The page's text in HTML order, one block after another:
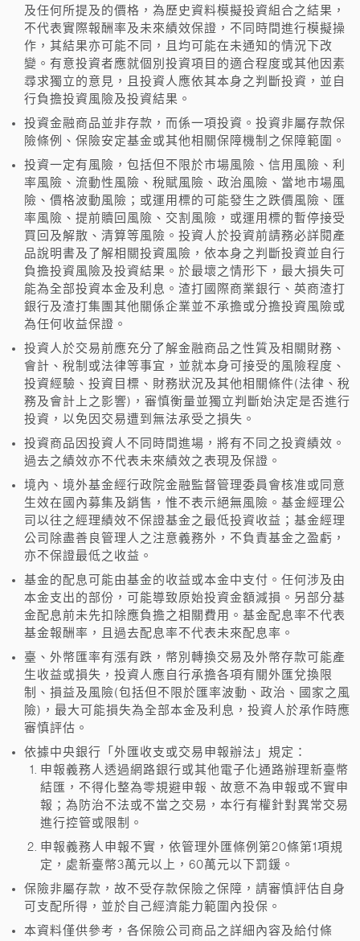
及任何所提及的價格，為歷史資料模擬投資組合之結果，
不代表實際報酬率及未來績效保證，不同時間進行模擬操
作，其結果亦可能不同，且均可能在未通知的情況下改
變。有意投資者應就個別投資項目的適合程度或其他因素
尋求獨立的意見，且投資人應依其本身之判斷投資，並自
行負擔投資風險及投資結果。
投資金融商品並非存款，而係一項投資。投資非屬存款保
險條例、保險安定基金或其他相關保障機制之保障範圍。
投資一定有風險，包括但不限於市場風險、信用風險、利
率風險、流動性風險、稅賦風險、政治風險、當地市場風
險、價格波動風險；或運用標的可能發生之跌價風險、匯
率風險、提前贖回風險、交割風險，或運用標的暫停接受
買回及解散、清算等風險。投資人於投資前請務必詳閱產
品說明書及了解相關投資風險，依本身之判斷投資並自行
負擔投資風險及投資結果。於最壞之情形下，最大損失可
能為全部投資本金及利息。渣打國際商業銀行、英商渣打
銀行及渣打集團其他關係企業並不承擔或分擔投資風險或
為任何收益保證。
投資人於交易前應充分了解金融商品之性質及相關財務、
會計、稅制或法律等事宜，並就本身可接受的風險程度、
投資經驗、投資目標、財務狀況及其他相關條件(法律、稅
務及會計上之影響)，審慎衡量並獨立判斷始決定是否進行
投資，以免因交易遭到無法承受之損失。
投資商品因投資人不同時間進場，將有不同之投資績效。
過去之績效亦不代表未來績效之表現及保證。
境內、境外基金經行政院金融監督管理委員會核准或同意
生效在國內募集及銷售，惟不表示絕無風險。基金經理公
司以往之經理績效不保證基金之最低投資收益；基金經理
公司除盡善良管理人之注意義務外，不負責基金之盈虧，
亦不保證最低之收益。
基金的配息可能由基金的收益或本金中支付。任何涉及由
本金支出的部份，可能導致原始投資金額減損。另部分基
金配息前未先扣除應負擔之相關費用。基金配息率不代表
基金報酬率，且過去配息率不代表未來配息率。
臺、外幣匯率有漲有跌，幣別轉換交易及外幣存款可能產
生收益或損失，投資人應自行承擔各項有關外匯兌換限
制、損益及風險(包括但不限於匯率波動、政治、國家之風
險)，最大可能損失為全部本金及利息，投資人於承作時應
審慎評估。
依據中央銀行「外匯收支或交易申報辦法」規定：
申報義務人透過網路銀行或其他電子化通路辦理新臺幣
結匯，不得化整為零規避申報、故意不為申報或不實申
報；為防治不法或不當之交易，本行有權針對異常交易
進行控管或限制。
申報義務人申報不實，依管理外匯條例第20條第1項規
定，處新臺幣3萬元以上，60萬元以下罰鍰。
保險非屬存款，故不受存款保險之保障，請審慎評估自身
可支配所得，並於自己經濟能力範圍內投保。
本資料僅供參考，各保險公司商品之詳細內容及給付條